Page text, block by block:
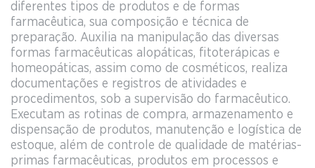
diferentes tipos de produtos e de formas
farmacêutica, sua composição e técnica de
preparação. Auxilia na manipulação das diversas
formas farmacêuticas alopáticas, fitoterápicas e
homeopáticas, assim como de cosméticos, realiza
documentações e registros de atividades e
procedimentos, sob a supervisão do farmacêutico.
Executam as rotinas de compra, armazenamento e
dispensação de produtos, manutenção e logística de
estoque, além de controle de qualidade de matérias-
primas farmacêuticas, produtos em processos e